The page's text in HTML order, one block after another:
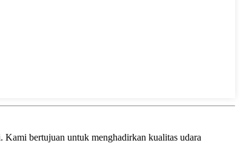
bertujuan untuk menghadirkan kualitas udara